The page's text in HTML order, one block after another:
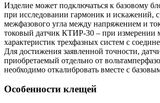
Изделие может подключаться к базовому
при исследовании гармоник и искажений, с
межфазового угла между напряжением и
токовый датчик КТИР-30 – при измерении
характеристик трехфазных систем с
Для достижения заявленной точности,
приобретаемый отдельно от
необходимо откалибровать вместе с
Особенности клещей